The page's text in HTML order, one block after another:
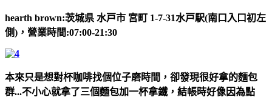
hearth brown:茨城県 水戸市 宮町 1-7-31水戸駅(南口入口初左
側)，營業時間:07:00-21:30
本來只是想對杯咖啡找個位子磨時間，卻發現很好拿的麵包
群...不小心就拿了三個麵包加一杯拿鐵，結帳時好像因為點